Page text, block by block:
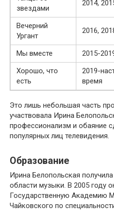
звездами
2014,
Вечерний
Ургант
2016,
Мы вместе 2015-
Хорошо, что
есть
2019-
время
Это лишь небольшая часть
участвовала Ирина
профессионализм и обаяние
популярных лиц телевидения.
Образование
Ирина Белопольская
области музыки. В 2005 году
Государственную Академию
Чайковского по